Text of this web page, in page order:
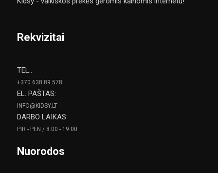
Rekvizitai
TEL.:
+370 638 89 578
EL. PAŠTAS:
INFO@KIDSY.LT
DARBO LAIKAS:
PIR - PEN / 8:00 - 19:00
Nuorodos